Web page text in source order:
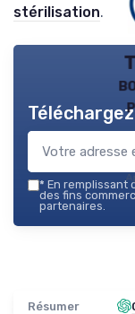
stérilisation.
* En remplissant
des fins
partenaires.
Résumer